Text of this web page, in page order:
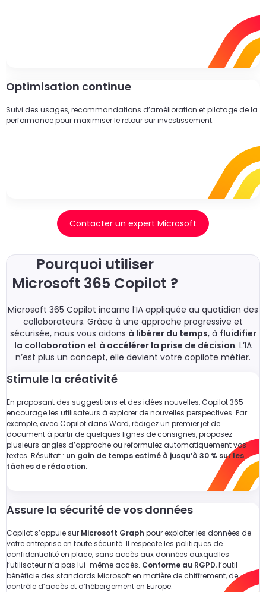
Optimisation continue
Suivi des usages, recommandations d’amélioration et pilotage de la
performance pour maximiser le retour sur investissement.
Contacter un expert Microsoft
Pourquoi utiliser
Microsoft 365 Copilot ?
Microsoft 365 Copilot incarne l’IA appliquée au quotidien des
collaborateurs. Grâce à une approche progressive et
sécurisée, nous vous aidons à libérer du temps, à fluidifier
la collaboration et à accélérer la prise de décision. L’IA
n’est plus un concept, elle devient votre copilote métier.
Stimule la créativité
En proposant des suggestions et des idées nouvelles, Copilot 365
encourage les utilisateurs à explorer de nouvelles perspectives. Par
exemple, avec Copilot dans Word, rédigez un premier jet de
document à partir de quelques lignes de consignes, proposez
plusieurs angles d’approche ou reformulez automatiquement vos
textes. Résultat : un gain de temps estimé à jusqu’à 30 % sur les
tâches de rédaction.
Assure la sécurité de vos données
Copilot s’appuie sur Microsoft Graph pour exploiter les données de
votre entreprise en toute sécurité. Il respecte les politiques de
confidentialité en place, sans accès aux données auxquelles
l’utilisateur n’a pas lui-même accès. Conforme au RGPD, l’outil
bénéficie des standards Microsoft en matière de chiffrement, de
contrôle d’accès et d’hébergement en Europe.